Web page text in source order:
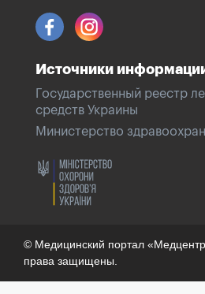
Источники
Государственный реестр
средств Украины
Министерство
© Медицинский портал
права защищены.